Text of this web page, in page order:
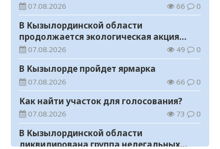
07.08.2026 66 0
В Кызылординской области
продолжается экологическая акция
«Таза Қазақстан»
07.08.2026 49 0
В Кызылорде пройдет ярмарка
07.08.2026 66 0
Как найти участок для голосования?
07.08.2026 73 0
В Кызылординской области
ликвидирована группа нелегальных